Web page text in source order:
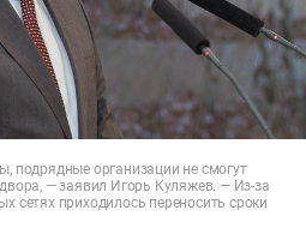
подрядные организации не смогут
— заявил Игорь Куляжев. — Из-за
сетях приходилось переносить сроки